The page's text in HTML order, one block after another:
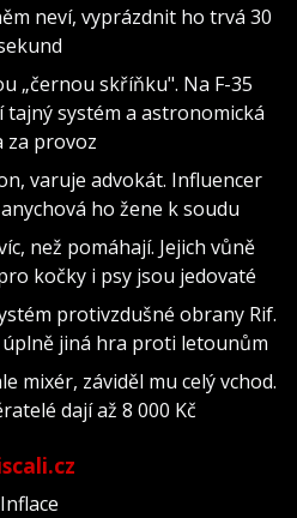
neví, vyprázdnit ho trvá 30
„černou skříňku". Na F-35
tajný systém a astronomická
za provoz
varuje advokát. Influencer
ho žene k soudu
než pomáhají. Jejich vůně
kočky i psy jsou jedovaté
protivzdušné obrany Rif.
jiná hra proti letounům
mixér, záviděl mu celý vchod.
dají až 8 000 Kč
Inflace